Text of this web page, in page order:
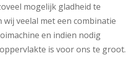
mogelijk gladheid te
veelal met een combinatie
en indien nodig
is voor ons te groot.